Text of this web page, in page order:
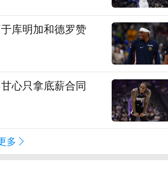
库明加和德罗赞
心只拿底薪合同
多